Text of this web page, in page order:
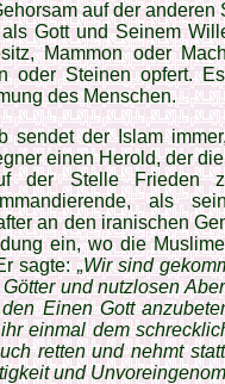
auf der
Gott und Seinem
Mammon oder
oder Steinen opfert.
des Menschen.
sendet der Islam
einen Herold, der
der Stelle Frieden
als
an den iranischen
ein, wo die
sagte: „Wir sind
und nutzlosen
Einen Gott
einmal dem
retten und nehmt
und